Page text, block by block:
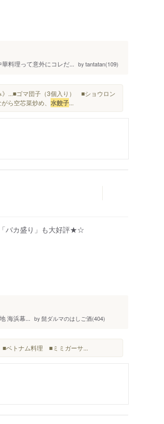
料理って意外にコレだ... by tantatan(109)
...■ゴマ団子（3個入り） ■ショウロン
ら空芯菜炒め、 水餃子...
バカ盛り」も大好評★☆
海浜幕... by 髭ダルマのはしご酒(404)
■ベトナム料理 ■ミミガーサ...